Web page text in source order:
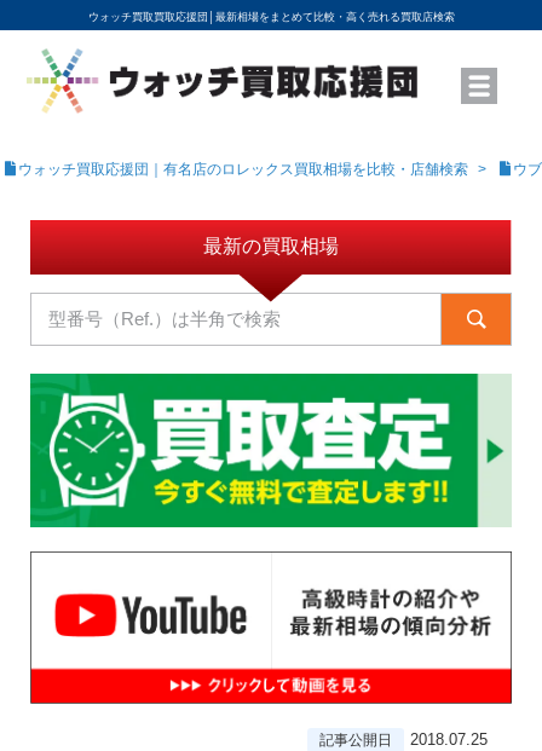
ウォッチ買取買取応援団│ 最新相場をまとめて比較・高く売れる買取店検索
YouTubeで動画を公開中
ROLEXモデル名から買取相場を調べる
高級時計ブランド名から買取相場を調べる
地域から買取店を探す
店舗名から買取店を探す
ブランド時計を高く売る方法
買取査定を依頼する
ウォッチ買取応援団｜有名店のロレックス買取相場を比較・店舗検索 ウ
最新の買取相場
記事公開日 2018.07.25